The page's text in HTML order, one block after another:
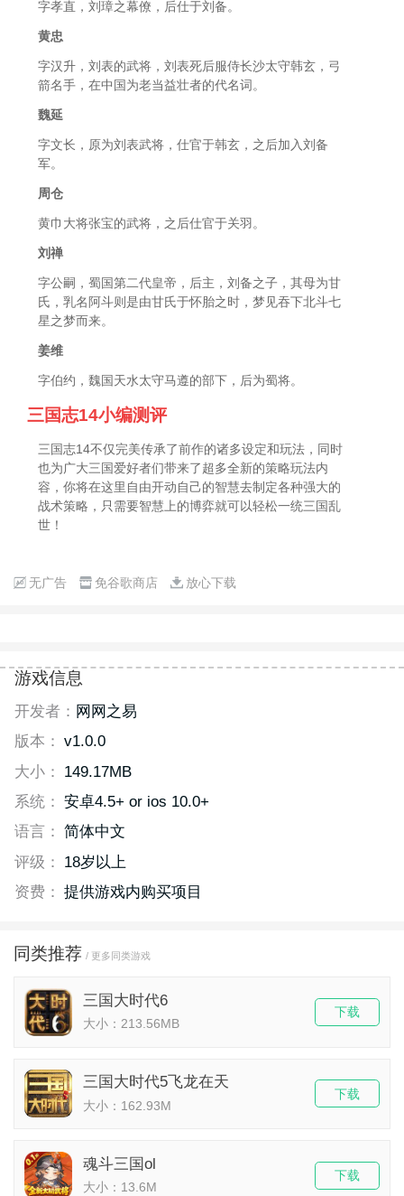
字孝直，刘璋之幕僚，后仕于刘备。
黄忠
字汉升，刘表的武将，刘表死后服侍长沙太守韩玄，弓
箭名手，在中国为老当益壮者的代名词。
魏延
字文长，原为刘表武将，仕官于韩玄，之后加入刘备
军。
周仓
黄巾大将张宝的武将，之后仕官于关羽。
刘禅
字公嗣，蜀国第二代皇帝，后主，刘备之子，其母为甘
氏，乳名阿斗则是由甘氏于怀胎之时，梦见吞下北斗七
星之梦而来。
姜维
字伯约，魏国天水太守马遵的部下，后为蜀将。
三国志14小编测评
三国志14不仅完美传承了前作的诸多设定和玩法，同时
也为广大三国爱好者们带来了超多全新的策略玩法内
容，你将在这里自由开动自己的智慧去制定各种强大的
战术策略，只需要智慧上的博弈就可以轻松一统三国乱
世！
无广告 免谷歌商店 放心下载
游戏信息
开发者： 网网之易
版本： v1.0.0
大小：
149.17MB
系统： 安卓4.5+ or ios 10.0+
语言： 简体中文
评级：
18岁以上
资费： 提供游戏内购买项目
同类推荐 / 更多同类游戏
三国大时代6
大小：213.56MB
下载
三国大时代5飞龙在天
大小：162.93M
下载
魂斗三国ol
大小：13.6M
下载